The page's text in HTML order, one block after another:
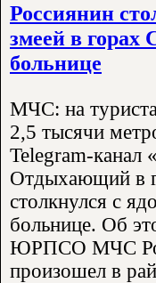
Россиянин
змеей в горах
больнице
МЧС: на
2,5 тысячи
Telegram-
Отдыхающий в
столкнулся с
больнице. Об
ЮРПСО МЧС
произошел в